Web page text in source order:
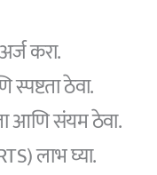
करा.
स्पष्टता ठेवा.
आणि संयम ठेवा.
लाभ घ्या.